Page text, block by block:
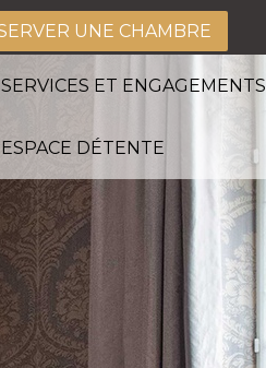
UNE CHAMBRE
SERVICES ET ENGAGEMENTS
ESPACE DÉTENTE